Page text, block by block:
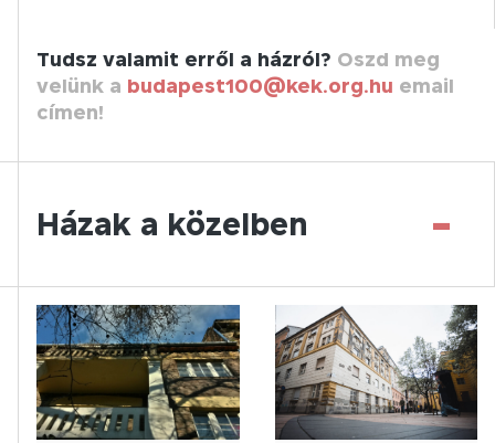
Tudsz valamit erről a házról? Oszd meg
velünk a budapest100@kek.org.hu email
címen!
Házak a közelben -